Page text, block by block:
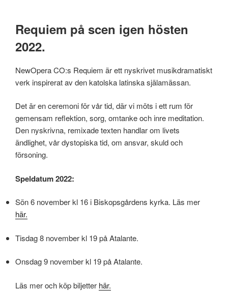
Requiem på scen igen hösten
2022.
NewOpera CO:s Requiem är ett nyskrivet musikdramatiskt
verk inspirerat av den katolska latinska själamässan.
Det är en ceremoni för vår tid, där vi möts i ett rum för
gemensam reflektion, sorg, omtanke och inre meditation.
Den nyskrivna, remixade texten handlar om livets
ändlighet, vår dystopiska tid, om ansvar, skuld och
försoning.
Speldatum 2022:
Sön 6 november kl 16 i Biskopsgårdens kyrka. Läs mer
här.
Tisdag 8 november kl 19 på Atalante.
Onsdag 9 november kl 19 på Atalante.
Läs mer och köp biljetter här.